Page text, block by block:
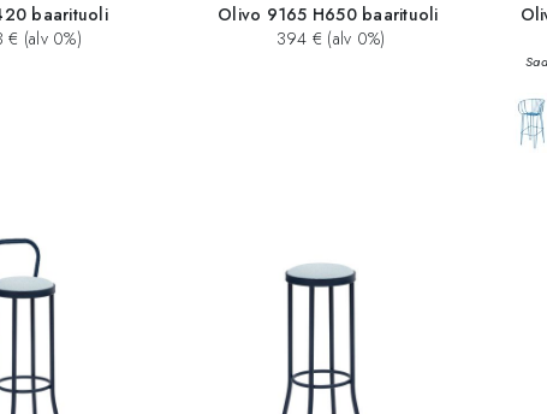
baarituoli
€ (alv 0%)
Olivo 9165 H650 baarituoli
394 € (alv 0%)